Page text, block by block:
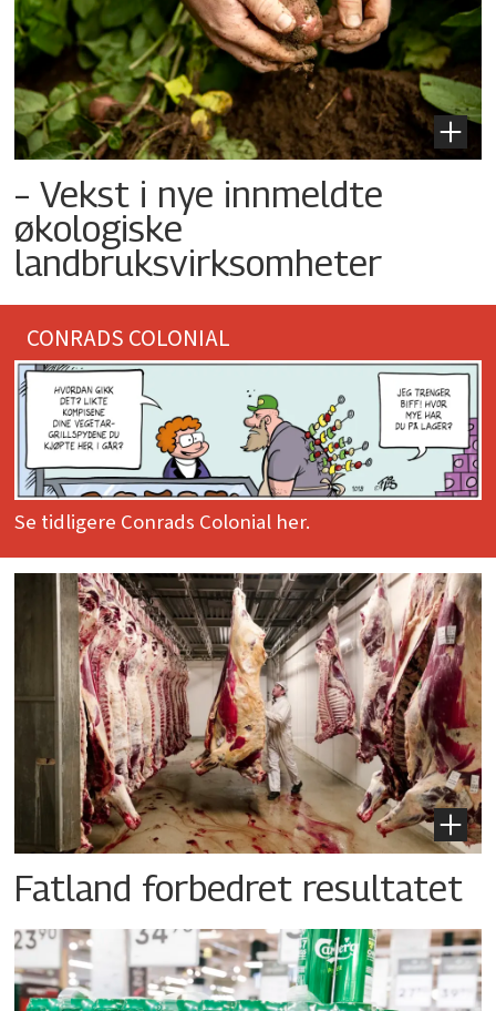
– Vekst i nye innmeldte
økologiske
landbruksvirksomheter
CONRADS COLONIAL
Se tidligere Conrads Colonial her.
Fatland forbedret resultatet